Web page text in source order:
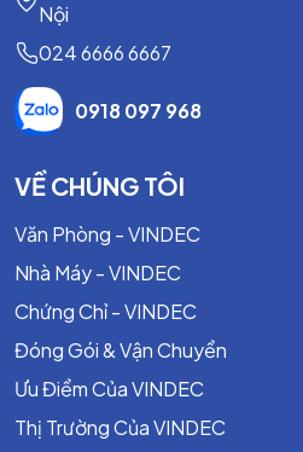
Nội
024 6666 6667
0918 097 968
VỀ CHÚNG TÔI
Văn Phòng - VINDEC
Nhà Máy - VINDEC
Chứng Chỉ - VINDEC
Đóng Gói & Vận Chuyển
Ưu Điểm Của VINDEC
Thị Trường Của VINDEC